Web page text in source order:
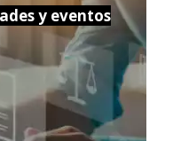
y eventos